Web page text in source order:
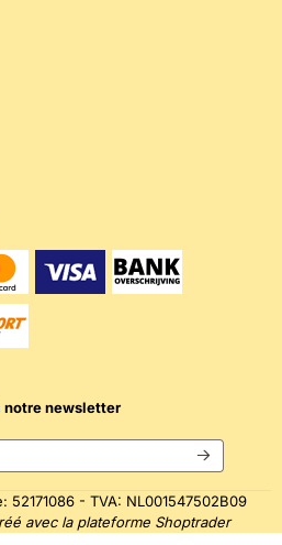
notre newsletter
52171086 - TVA: NL001547502B09
avec la plateforme Shoptrader